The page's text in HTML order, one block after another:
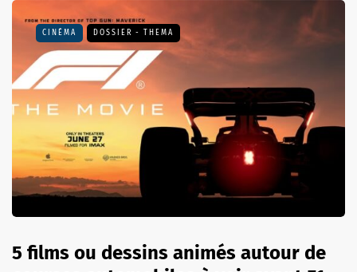
CINÉMA DOSSIER - THEMA
5 films ou dessins animés autour de